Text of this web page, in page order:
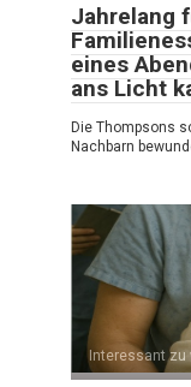
Jahrelang
eines
ans Licht
Die Thompsons
Nachbarn
Interessant zu